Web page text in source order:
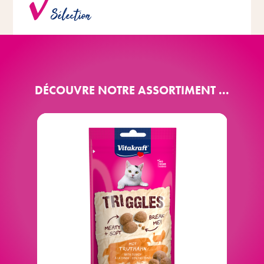
Sélection
Riche variété de variétés aux goûts variés.
DÉCOUVRE NOTRE ASSORTIMENT ...